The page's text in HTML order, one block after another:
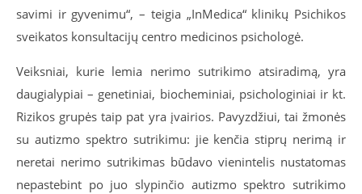
savimi ir gyvenimu“, – teigia „InMedica“ klinikų Psichikos
sveikatos konsultacijų centro medicinos psichologė.
Veiksniai, kurie lemia nerimo sutrikimo atsiradimą, yra
daugialypiai – genetiniai, biocheminiai, psichologiniai ir kt.
Rizikos grupės taip pat yra įvairios. Pavyzdžiui, tai žmonės
su autizmo spektro sutrikimu: jie kenčia stiprų nerimą ir
neretai nerimo sutrikimas būdavo vienintelis nustatomas
nepastebint po juo slypinčio autizmo spektro sutrikimo